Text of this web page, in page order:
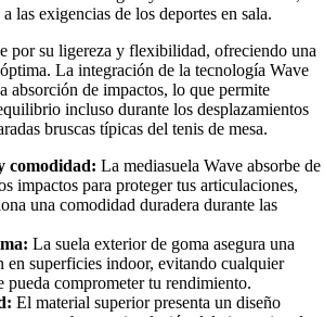
las exigencias de los deportes en sala.
por su ligereza y flexibilidad, ofreciendo una
La integración de la tecnología Wave
absorción de impactos, lo que permite
incluso durante los desplazamientos
bruscas típicas del tenis de mesa.
comodidad: La mediasuela Wave absorbe de
impactos para proteger tus articulaciones,
una comodidad duradera durante las
La suela exterior de goma asegura una
en superficies indoor, evitando cualquier
pueda comprometer tu rendimiento.
El material superior presenta un diseño